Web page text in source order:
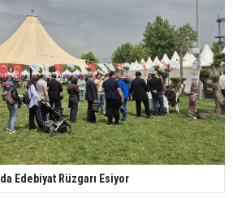
Edebiyat Rüzgarı Esiyor